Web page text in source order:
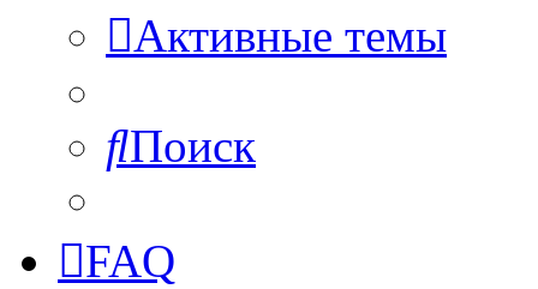
Активные темы
Поиск
FAQ